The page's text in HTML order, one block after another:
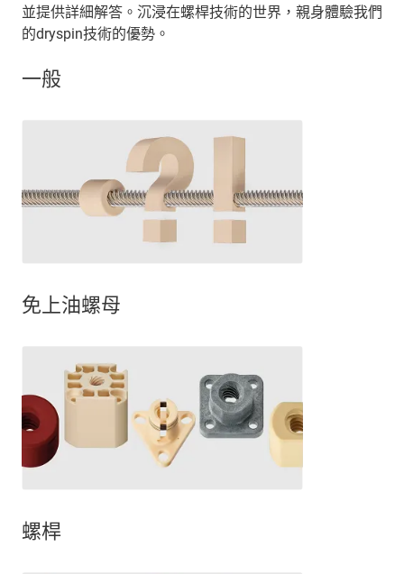
並提供詳細解答。沉浸在螺桿技術的世界，親身體驗我們
的dryspin技術的優勢。
一般
免上油螺母
螺桿